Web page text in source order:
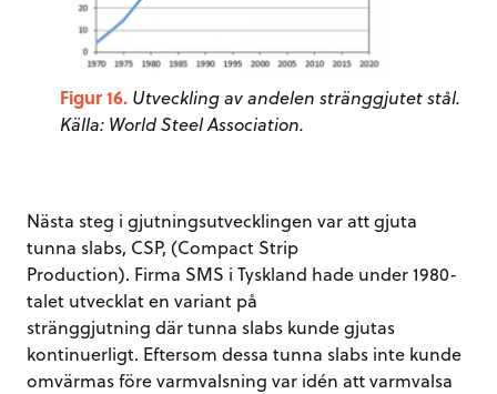
Figur 16. Utveckling av andelen stränggjutet stål.
Källa: World Steel Association.
Nästa steg i gjutningsutvecklingen var att gjuta
tunna slabs, CSP, (Compact Strip
Production). Firma SMS i Tyskland hade under 1980-
talet utvecklat en variant på
stränggjutning där tunna slabs kunde gjutas
kontinuerligt. Eftersom dessa tunna slabs inte kunde
omvärmas före varmvalsning var idén att varmvalsa